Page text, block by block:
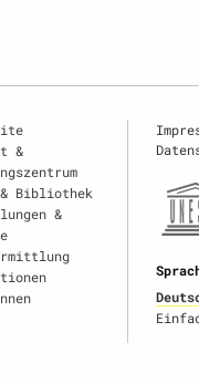
&
Bibliothek
&